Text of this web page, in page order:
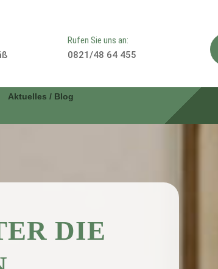
Rufen Sie uns an:
0821/48 64 455
Aktuelles / Blog
DIE